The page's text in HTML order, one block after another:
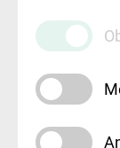
Maksas
pakalpojumu
cenrādis